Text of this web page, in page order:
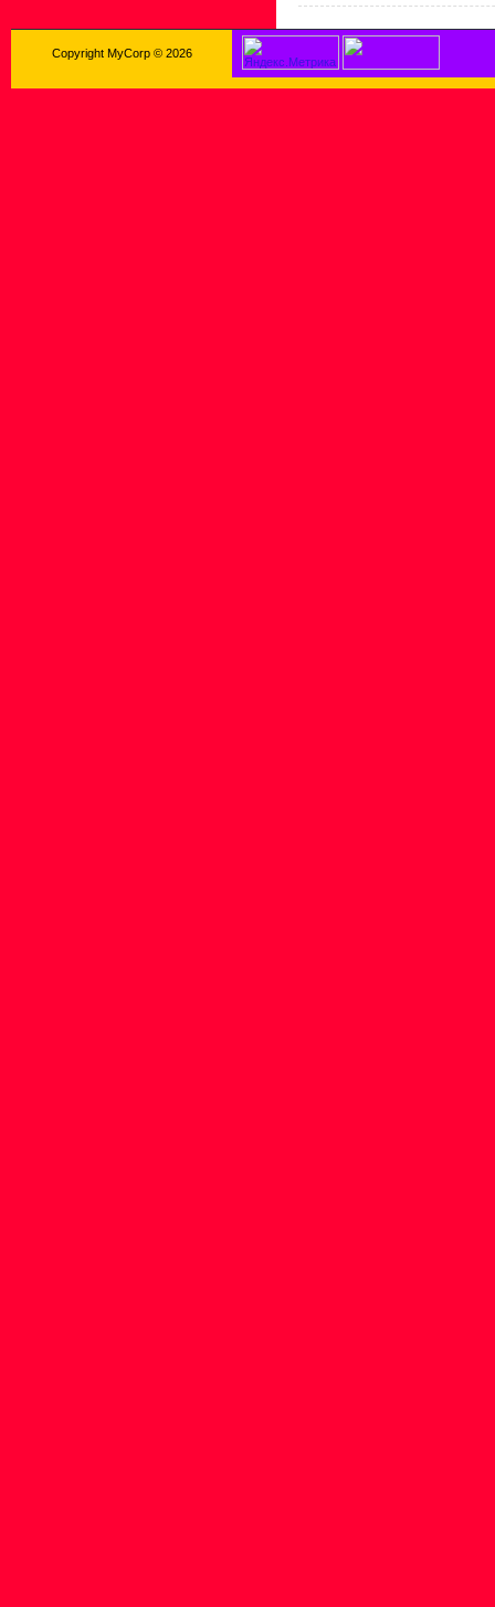
Copyright MyCorp © 2026